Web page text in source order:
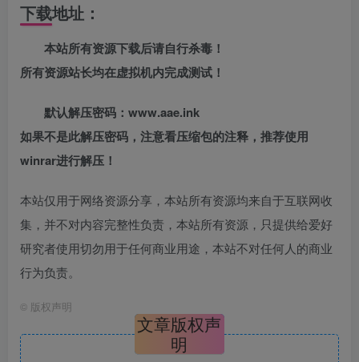
下载地址：
本站所有资源下载后请自行杀毒！
所有资源站长均在虚拟机内完成测试！
默认解压密码：www.aae.ink
如果不是此解压密码，注意看压缩包的注释，推荐使用
winrar进行解压！
本站仅用于网络资源分享，本站所有资源均来自于互联网收
集，并不对内容完整性负责，本站所有资源，只提供给爱好
研究者使用切勿用于任何商业用途，本站不对任何人的商业
行为负责。
© 版权声明
文章版权声
明